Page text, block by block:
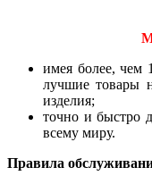
имея более, чем
лучшие товары
изделия;
точно и быстро
всему миру.
Правила